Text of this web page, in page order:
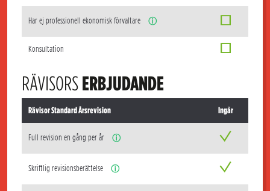
Har ej professionell ekonomisk förvaltare ⓘ
Konsultation
RÄVISORSERBJUDANDE
Rävisor Standard Årsrevision Ingår
Full revision en gång per år ⓘ
Skriftlig revisionsberättelse ⓘ